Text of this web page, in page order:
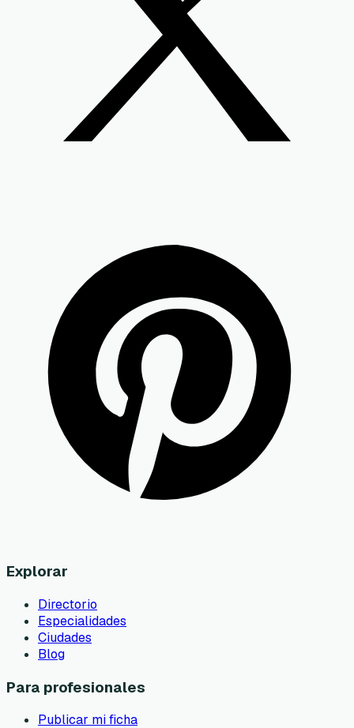
Explorar
Directorio
Especialidades
Ciudades
Blog
Para profesionales
Publicar mi ficha